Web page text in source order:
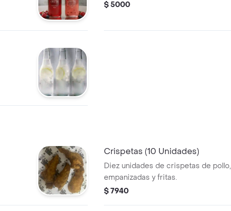
$ 5000
Crispetas (10 Unidades)
Diez unidades de crispetas de pollo,
empanizadas y fritas.
$ 7940